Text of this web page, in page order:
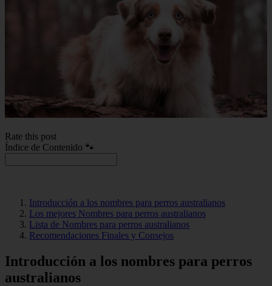
Rate this post
Índice de Contenido 🐾
Introducción a los nombres para perros australianos
Los mejores Nombres para perros australianos
Lista de Nombres para perros australianos
Recomendaciones Finales y Consejos
Introducción a los nombres para perros
australianos